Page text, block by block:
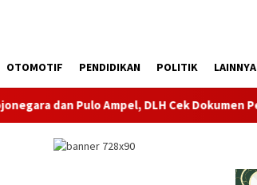
OTOMOTIF PENDIDIKAN POLITIK LAINNYA
DLH Cek Dokumen Perizinan Perusahaan